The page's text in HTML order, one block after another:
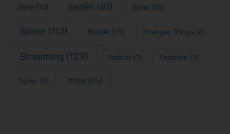
Serie (10) Serien (81) Sony (15)
Spiele (113) Stadia (15) Stranger Things (8)
Streaming (123) Todoist (7) Todoliste (7)
Trailer (9) Xbox (25)